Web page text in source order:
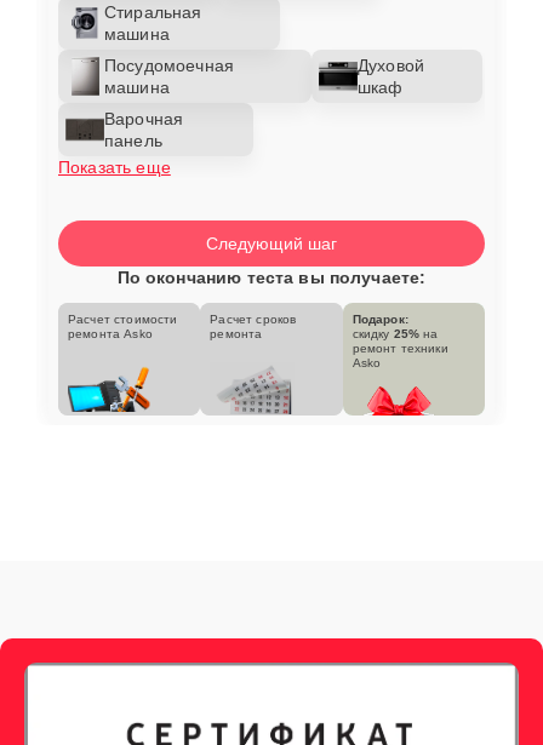
Стиральная
машина
Посудомоечная
машина
Духовой
шкаф
Варочная
панель
Показать еще
Следующий шаг
По окончанию теста вы получаете:
Расчет стоимости
ремонта Asko
Расчет сроков
ремонта
Подарок:
скидку 25% на
ремонт техники
Asko